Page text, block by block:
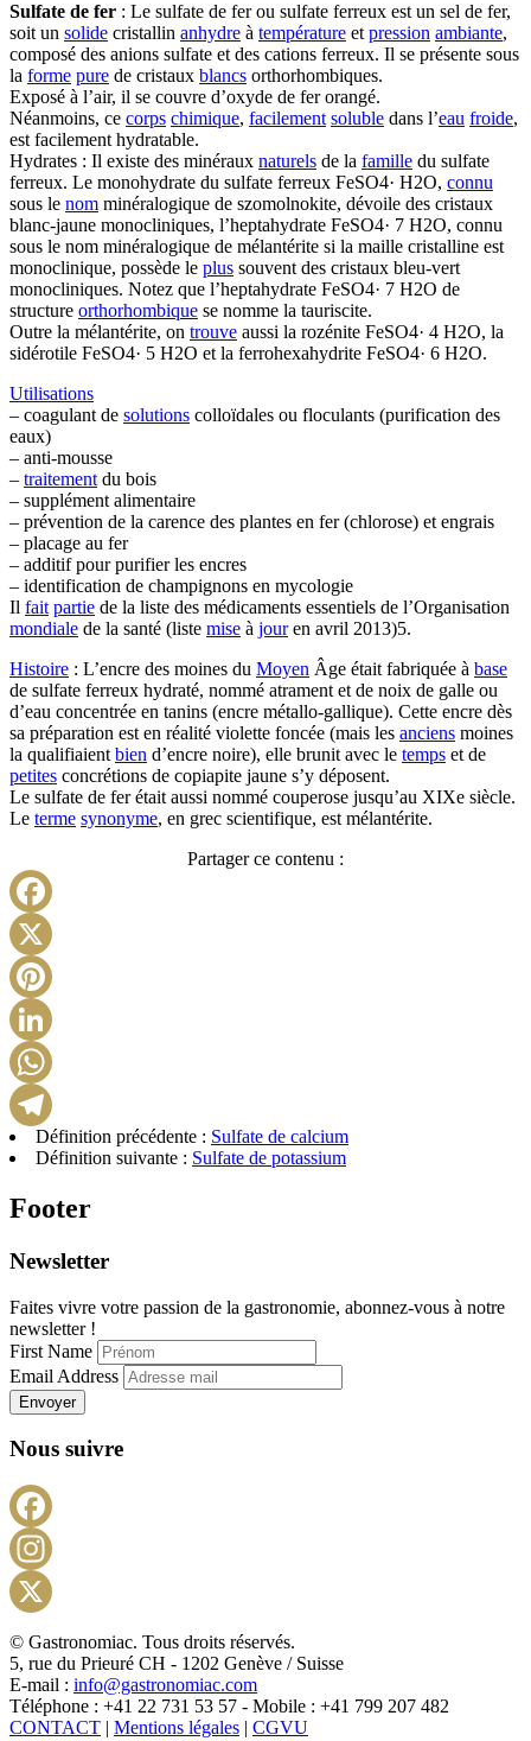
Sulfate de fer : Le sulfate de fer ou sulfate ferreux est un sel de fer,
soit un solide cristallin anhydre à température et pression ambiante,
composé des anions sulfate et des cations ferreux. Il se présente sous
la forme pure de cristaux blancs orthorhombiques.
Exposé à l’air, il se couvre d’oxyde de fer orangé.
Néanmoins, ce corps chimique, facilement soluble dans l’eau froide,
est facilement hydratable.
Hydrates : Il existe des minéraux naturels de la famille du sulfate
ferreux. Le monohydrate du sulfate ferreux FeSO4· H2O, connu
sous le nom minéralogique de szomolnokite, dévoile des cristaux
blanc-jaune monocliniques, l’heptahydrate FeSO4· 7 H2O, connu
sous le nom minéralogique de mélantérite si la maille cristalline est
monoclinique, possède le plus souvent des cristaux bleu-vert
monocliniques. Notez que l’heptahydrate FeSO4· 7 H2O de
structure orthorhombique se nomme la tauriscite.
Outre la mélantérite, on trouve aussi la rozénite FeSO4· 4 H2O, la
sidérotile FeSO4· 5 H2O et la ferrohexahydrite FeSO4· 6 H2O.
Utilisations
– coagulant de solutions colloïdales ou floculants (purification des
eaux)
– anti-mousse
– traitement du bois
– supplément alimentaire
– prévention de la carence des plantes en fer (chlorose) et engrais
– placage au fer
– additif pour purifier les encres
– identification de champignons en mycologie
Il fait partie de la liste des médicaments essentiels de l’Organisation
mondiale de la santé (liste mise à jouren avril 2013)5.
Histoire : L’encre des moines du Moyen Âge était fabriquée à base
de sulfate ferreux hydraté, nommé atrament et de noix de galle ou
d’eau concentrée en tanins (encre métallo-gallique). Cette encre dès
sa préparation est en réalité violette foncée (mais les anciens moines
la qualifiaient bien d’encre noire), elle brunit avec le temps et de
petites concrétions de copiapite jaune s’y déposent.
Le sulfate de fer était aussi nommé couperose jusqu’au XIXe siècle.
Le terme synonyme, en grec scientifique, est mélantérite.
Partager ce contenu :
Telegram
Définition précédente : Sulfate de calcium
Définition suivante : Sulfate de potassium
Footer
Newsletter
Faites vivre votre passion de la gastronomie, abonnez-vous à notre
newsletter !
First Name
Email Address
Envoyer
Nous suivre
X
© Gastronomiac. Tous droits réservés.
5, rue du Prieuré CH - 1202 Genève / Suisse
E-mail : info@gastronomiac.com
Téléphone : +41 22 731 53 57 - Mobile : +41 799 207 482
CONTACT | Mentions légales | CGVU